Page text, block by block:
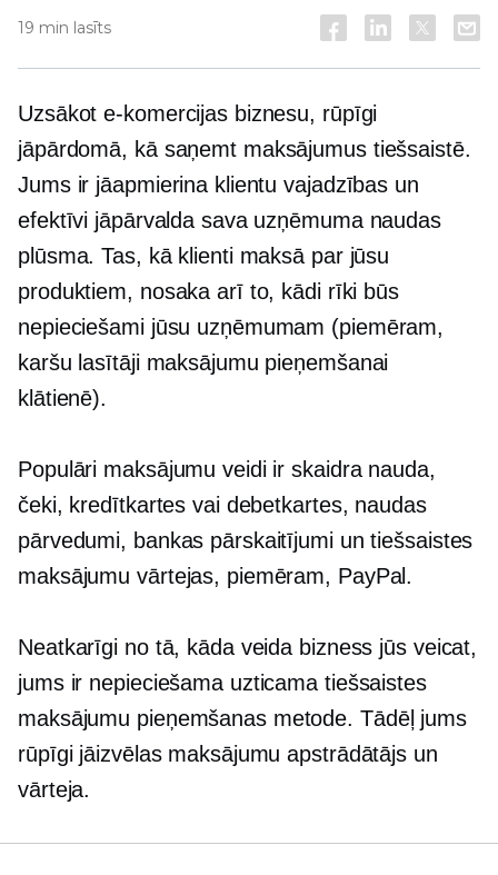
19 min lasīts
Uzsākot e-komercijas biznesu, rūpīgi
jāpārdomā, kā saņemt maksājumus tiešsaistē.
Jums ir jāapmierina klientu vajadzības un
efektīvi jāpārvalda sava uzņēmuma naudas
plūsma. Tas, kā klienti maksā par jūsu
produktiem, nosaka arī to, kādi rīki būs
nepieciešami jūsu uzņēmumam (piemēram,
karšu lasītāji maksājumu pieņemšanai
klātienē).
Populāri maksājumu veidi ir skaidra nauda, ​​
čeki, kredītkartes vai debetkartes, naudas
pārvedumi, bankas pārskaitījumi un tiešsaistes
maksājumu vārtejas, piemēram, PayPal.
Neatkarīgi no tā, kāda veida bizness jūs veicat,
jums ir nepieciešama uzticama tiešsaistes
maksājumu pieņemšanas metode. Tādēļ jums
rūpīgi jāizvēlas maksājumu apstrādātājs un
vārteja.